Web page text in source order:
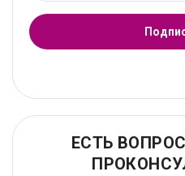
ЕСТЬ